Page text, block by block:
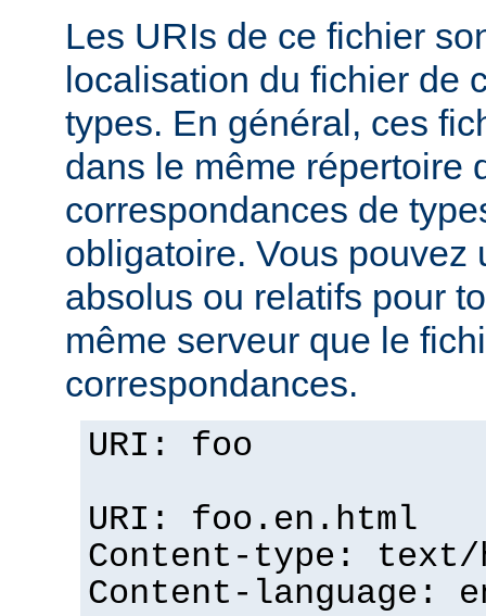
Les URIs de ce fichier
localisation du fichier de
types. En général, ces
dans le même répertoire
correspondances de
obligatoire. Vous pouvez
absolus ou relatifs pour
même serveur que le
correspondances.
URI: foo
URI: foo.en.html
Content-type: text/
Content-language: